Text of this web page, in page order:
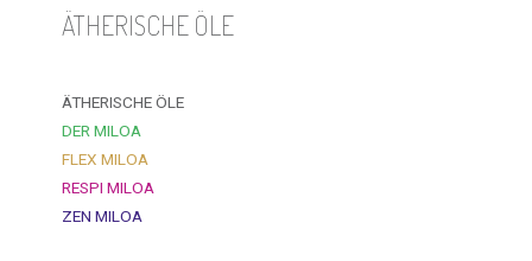
ÄTHERISCHE ÖLE
ÄTHERISCHE ÖLE
DER MILOA
FLEX MILOA
RESPI MILOA
ZEN MILOA